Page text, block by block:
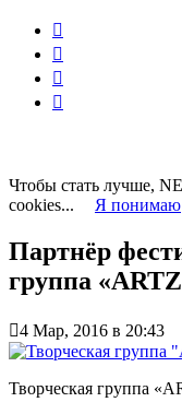




Чтобы стать лучше,
cookies...
Я понимаю
Партнёр
группа
4 Мар, 2016 в 20:43
Творческая группа